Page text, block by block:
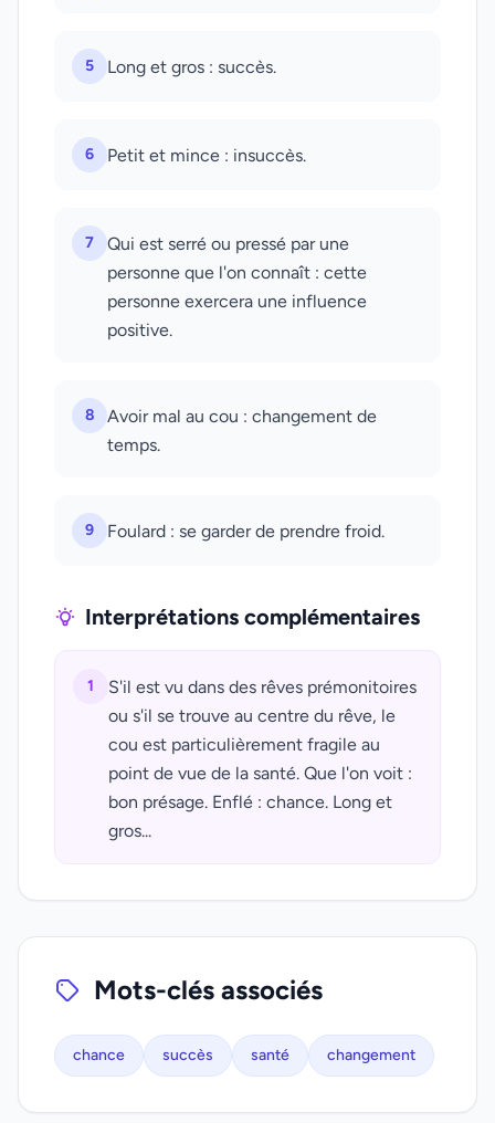
5 Long et gros : succès.
6 Petit et mince : insuccès.
7
Qui est serré ou pressé par une
personne que l'on connaît : cette
personne exercera une influence
positive.
8
Avoir mal au cou : changement de
temps.
9 Foulard : se garder de prendre froid.
Interprétations complémentaires
1
S'il est vu dans des rêves prémonitoires
ou s'il se trouve au centre du rêve, le
cou est particulièrement fragile au
point de vue de la santé. Que l'on voit :
bon présage. Enflé : chance. Long et
gros...
Mots-clés associés
chance succès santé changement